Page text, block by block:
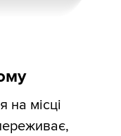
на місці